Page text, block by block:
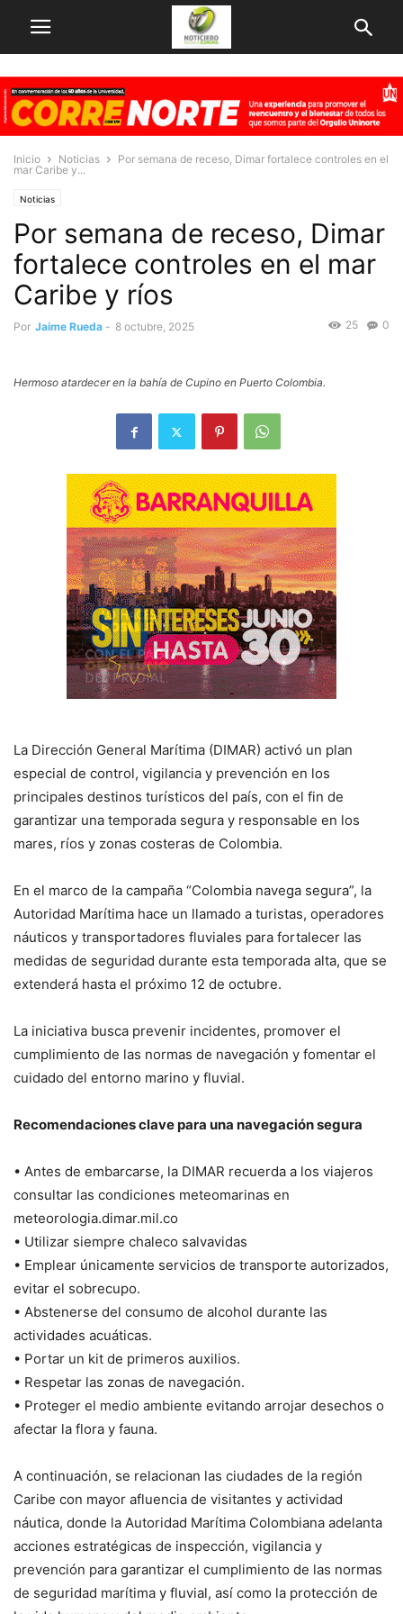
Inicio Noticias
Por semana de receso, Dimar fortalece controles en el
mar Caribe y...
Noticias
Por semana de receso, Dimar
fortalece controles en el mar
Caribe y ríos
Por Jaime Rueda - 8 octubre, 2025 0
25
Hermoso atardecer en la bahía de Cupino en Puerto Colombia.
La Dirección General Marítima (DIMAR) activó un plan
especial de control, vigilancia y prevención en los
principales destinos turísticos del país, con el fin de
garantizar una temporada segura y responsable en los
mares, ríos y zonas costeras de Colombia.
En el marco de la campaña “Colombia navega segura”, la
Autoridad Marítima hace un llamado a turistas, operadores
náuticos y transportadores fluviales para fortalecer las
medidas de seguridad durante esta temporada alta, que se
extenderá hasta el próximo 12 de octubre.
La iniciativa busca prevenir incidentes, promover el
cumplimiento de las normas de navegación y fomentar el
cuidado del entorno marino y fluvial.
Recomendaciones clave para una navegación segura
• Antes de embarcarse, la DIMAR recuerda a los viajeros
consultar las condiciones meteomarinas en
meteorologia.dimar.mil.co
• Utilizar siempre chaleco salvavidas
• Emplear únicamente servicios de transporte autorizados,
evitar el sobrecupo.
• Abstenerse del consumo de alcohol durante las
actividades acuáticas.
• Portar un kit de primeros auxilios.
• Respetar las zonas de navegación.
• Proteger el medio ambiente evitando arrojar desechos o
afectar la flora y fauna.
A continuación, se relacionan las ciudades de la región
Caribe con mayor afluencia de visitantes y actividad
náutica, donde la Autoridad Marítima Colombiana adelanta
acciones estratégicas de inspección, vigilancia y
prevención para garantizar el cumplimiento de las normas
de seguridad marítima y fluvial, así como la protección de